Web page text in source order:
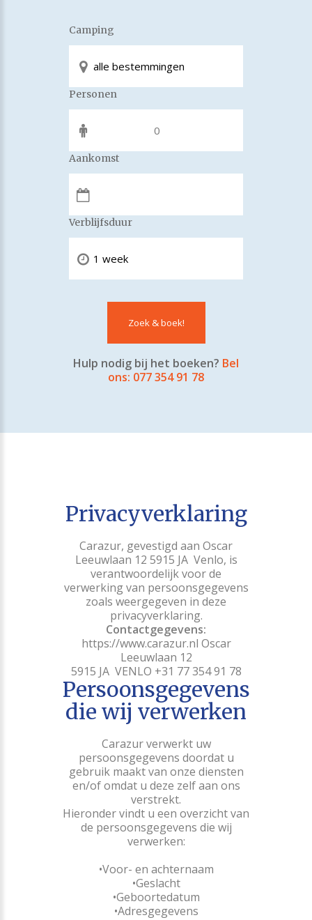
Camping
Personen
Aankomst
Verblijfsduur
Zoek & boek!
Hulp nodig bij het boeken? Bel
ons: 077 354 91 78
Privacyverklaring
Carazur, gevestigd aan Oscar
Leeuwlaan 12 5915 JA Venlo, is
verantwoordelijk voor de
verwerking van persoonsgegevens
zoals weergegeven in deze
privacyverklaring.
Contactgegevens:
https://www.carazur.nl Oscar
Leeuwlaan 12
5915 JA VENLO +31 77 354 91 78
Persoonsgegevens
die wij verwerken
Carazur verwerkt uw
persoonsgegevens doordat u
gebruik maakt van onze diensten
en/of omdat u deze zelf aan ons
verstrekt.
Hieronder vindt u een overzicht van
de persoonsgegevens die wij
verwerken:
Voor- en achternaam
Geslacht
Geboortedatum
Adresgegevens